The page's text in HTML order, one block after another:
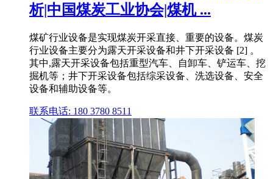
析|中国煤炭工业协会|煤机 ...
煤矿行业设备是实现煤炭开采直接、重要的设备。煤炭
行业设备主要分为露天开采设备和井下开采设备 [2] 。
其中,露天开采设备包括重型汽车、自卸车、铲运车、挖
掘机等；井下开采设备包括综采设备、洗选设备、安全
设备和辅助设备等。
联系电话: 180 3780 8511